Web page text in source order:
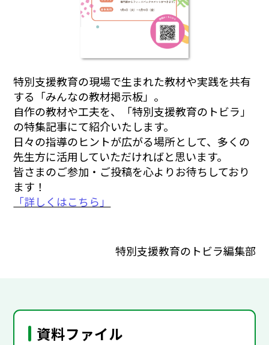
特別支援教育の現場で生まれた教材や実践を共有
する「みんなの教材掲示板」。
自作の教材や工夫を、「特別支援教育のトビラ」
の特集記事にて紹介いたします。
日々の指導のヒントが広がる場所として、多くの
先生方に活用していただければと思います。
皆さまのご参加・ご投稿を心よりお待ちしており
ます！
「詳しくはこちら」
特別支援教育のトビラ編集部
資料ファイル